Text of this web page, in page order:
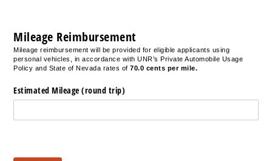
Mileage Reimbursement
Mileage reimbursement will be provided for eligible applicants using
personal vehicles, in accordance with UNR’s Private Automobile Usage
Policy and State of Nevada rates of70.0 cents per mile.
Estimated Mileage (round trip)